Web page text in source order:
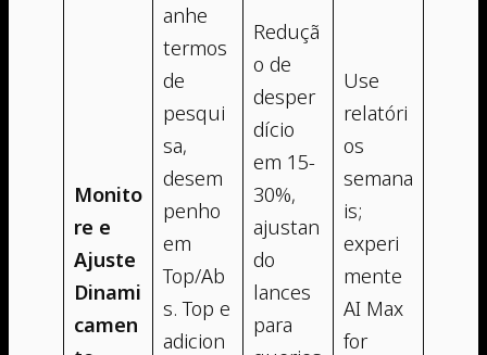
Monito
re e
Ajuste
Dinami
camen
anhe
termos
de
pesqui
sa,
desem
penho
em
Top/Ab
s. Top e
adicion
Reduçã
o de
desper
dício
em 15-
30%,
ajustan
do
lances
para
Use
relatóri
os
semana
is;
experi
mente
AI Max
for